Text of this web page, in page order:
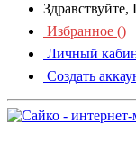
Здравствуйте,
Избранное ()
Личный
Создать